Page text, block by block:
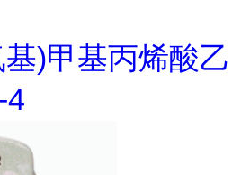
)甲基丙烯酸乙
4